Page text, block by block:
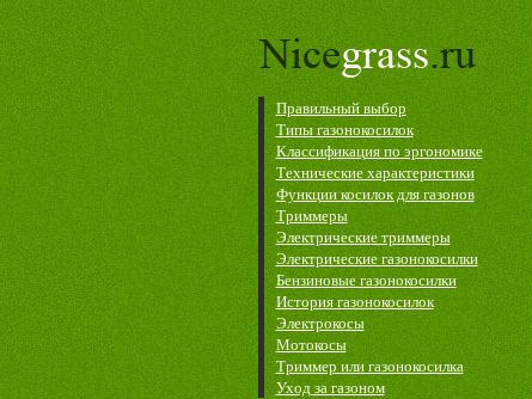
Правильный выбор
Типы газонокосилок
Классификация по эргономике
Технические характеристики
Функции косилок для газонов
Триммеры
Электрические триммеры
Электрические газонокосилки
Бензиновые газонокосилки
История газонокосилок
Электрокосы
Мотокосы
Триммер или газонокосилка
Уход за газоном